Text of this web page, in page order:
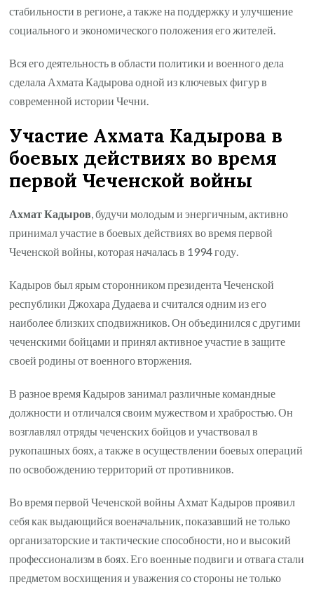
стабильности в регионе, а также на поддержку и улучшение
социального и экономического положения его жителей.
Вся его деятельность в области политики и военного дела
сделала Ахмата Кадырова одной из ключевых фигур в
современной истории Чечни.
Участие Ахмата Кадырова в
боевых действиях во время
первой Чеченской войны
Ахмат Кадыров, будучи молодым и энергичным, активно
принимал участие в боевых действиях во время первой
Чеченской войны, которая началась в 1994 году.
Кадыров был ярым сторонником президента Чеченской
республики Джохара Дудаева и считался одним из его
наиболее близких сподвижников. Он объединился с другими
чеченскими бойцами и принял активное участие в защите
своей родины от военного вторжения.
В разное время Кадыров занимал различные командные
должности и отличался своим мужеством и храбростью. Он
возглавлял отряды чеченских бойцов и участвовал в
рукопашных боях, а также в осуществлении боевых операций
по освобождению территорий от противников.
Во время первой Чеченской войны Ахмат Кадыров проявил
себя как выдающийся военачальник, показавший не только
организаторские и тактические способности, но и высокий
профессионализм в боях. Его военные подвиги и отвага стали
предметом восхищения и уважения со стороны не только